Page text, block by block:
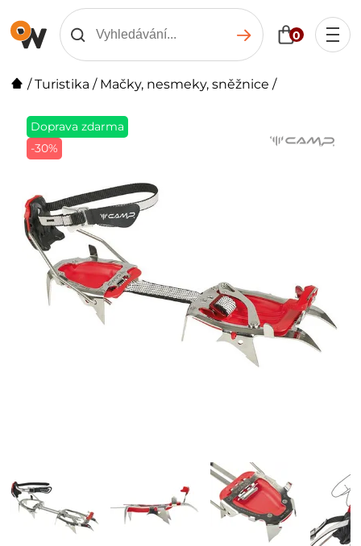
0
/Turistika / Mačky, nesmeky, sněžnice /
Doprava zdarma
-30%